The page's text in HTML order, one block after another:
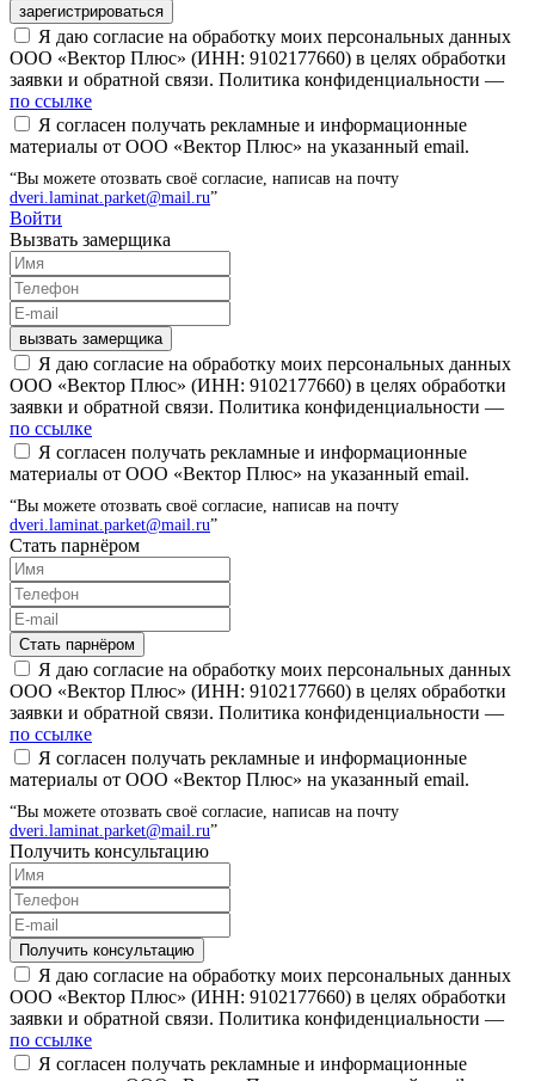
зарегистрироваться
Я даю согласие на обработку моих персональных данных
ООО «Вектор Плюс» (ИНН: 9102177660) в целях обработки
заявки и обратной связи. Политика конфиденциальности —
по ссылке
Я согласен получать рекламные и информационные
материалы от ООО «Вектор Плюс» на указанный email.
“Вы можете отозвать своё согласие, написав на почту
dveri.laminat.parket@mail.ru”
Войти
Вызвать замерщика
вызвать замерщика
Я даю согласие на обработку моих персональных данных
ООО «Вектор Плюс» (ИНН: 9102177660) в целях обработки
заявки и обратной связи. Политика конфиденциальности —
по ссылке
Я согласен получать рекламные и информационные
материалы от ООО «Вектор Плюс» на указанный email.
“Вы можете отозвать своё согласие, написав на почту
dveri.laminat.parket@mail.ru”
Стать парнёром
Стать парнёром
Я даю согласие на обработку моих персональных данных
ООО «Вектор Плюс» (ИНН: 9102177660) в целях обработки
заявки и обратной связи. Политика конфиденциальности —
по ссылке
Я согласен получать рекламные и информационные
материалы от ООО «Вектор Плюс» на указанный email.
“Вы можете отозвать своё согласие, написав на почту
dveri.laminat.parket@mail.ru”
Получить консультацию
Получить консультацию
Я даю согласие на обработку моих персональных данных
ООО «Вектор Плюс» (ИНН: 9102177660) в целях обработки
заявки и обратной связи. Политика конфиденциальности —
по ссылке
Я согласен получать рекламные и информационные